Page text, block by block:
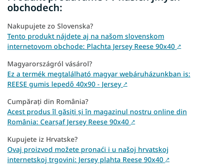
obchodech:
Nakupujete zo Slovenska?
Tento produkt nájdete aj na našom slovenskom
internetovom obchode: Plachta Jersey Reese 90x40 ↗
Magyarországról vásárol?
Ez a termék megtalálható magyar webáruházunkban is:
REESE gumis lepedő 40x90 - Jersey ↗
Cumpărați din România?
Acest produs îl găsiți și în magazinul nostru online din
România: Cearșaf Jersey Reese 90x40 ↗
Kupujete iz Hrvatske?
Ovaj proizvod možete pronaći i u našoj hrvatskoj
internetskoj trgovini: Jersey plahta Reese 90x40 ↗